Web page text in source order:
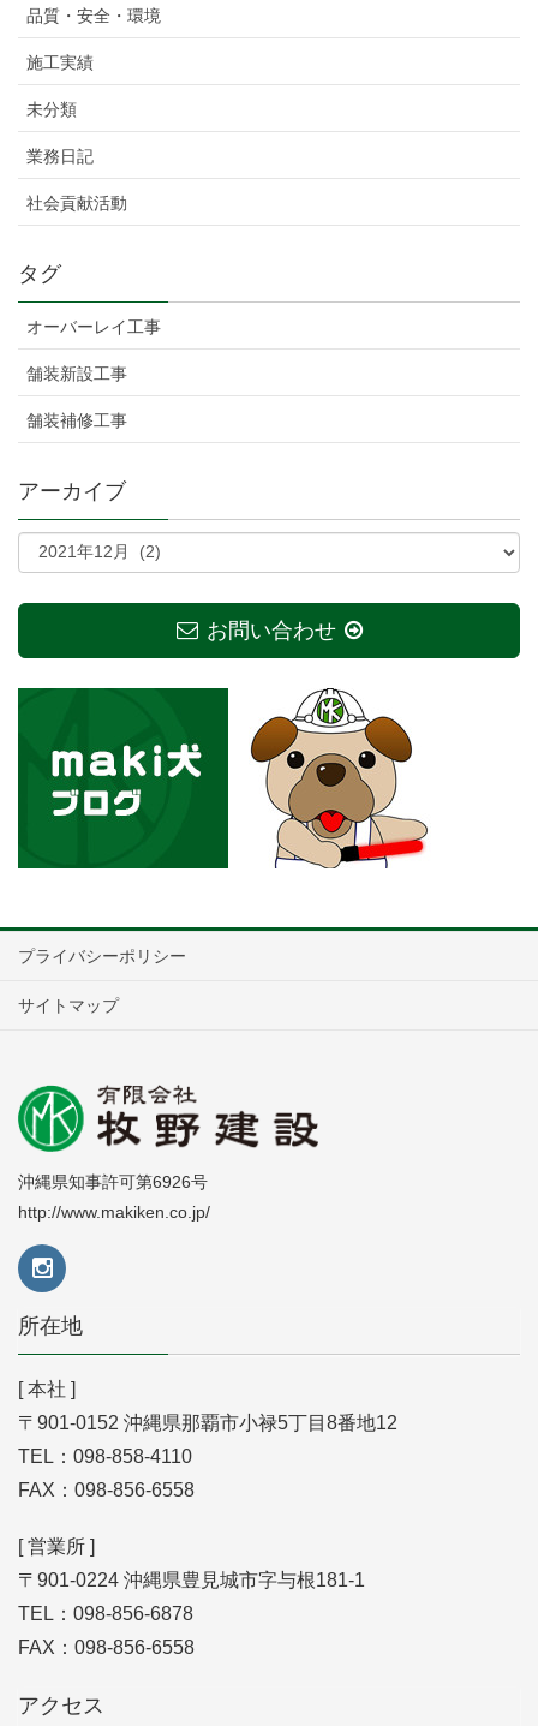
品質・安全・環境
施工実績
未分類
業務日記
社会貢献活動
タグ
オーバーレイ工事
舗装新設工事
舗装補修工事
アーカイブ
お問い合わせ
プライバシーポリシー
サイトマップ
沖縄県知事許可第6926号
http://www.makiken.co.jp/
所在地
[ 本社 ]
〒901-0152 沖縄県那覇市小禄5丁目8番地12
TEL：098-858-4110
FAX：098-856-6558
[ 営業所 ]
〒901-0224 沖縄県豊見城市字与根181-1
TEL：098-856-6878
FAX：098-856-6558
アクセス